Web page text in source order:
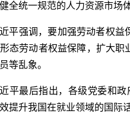
全统一规范的人力资源市场
平强调，要加强劳动者权益
态劳动者权益保障，扩大职
等乱象。
平最后指出，各级党委和
提升我国在就业领域的国际